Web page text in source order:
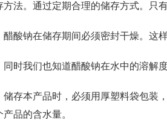
方法。通过定期合理的储存方式。只
醋酸钠在储存期间必须密封干燥。这
同时我们也知道醋酸钠在水中的溶解
储存本产品时，必须用厚塑料袋包装
产品的含水量。